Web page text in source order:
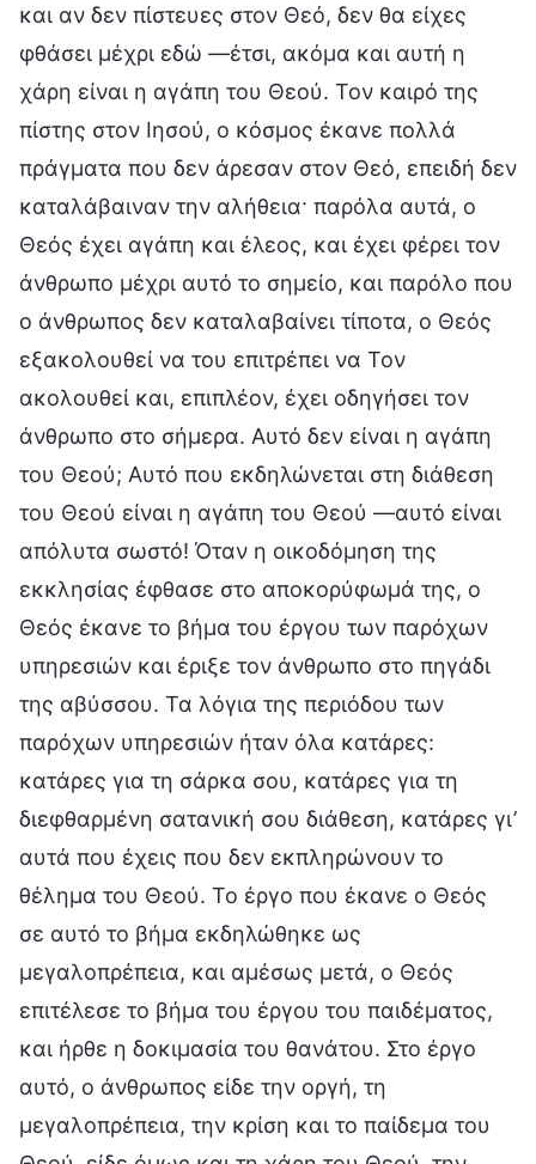
και αν δεν πίστευες στον Θεό, δεν θα είχες
φθάσει μέχρι εδώ —έτσι, ακόμα και αυτή η
χάρη είναι η αγάπη του Θεού. Τον καιρό της
πίστης στον Ιησού, ο κόσμος έκανε πολλά
πράγματα που δεν άρεσαν στον Θεό, επειδή δεν
καταλάβαιναν την αλήθεια· παρόλα αυτά, ο
Θεός έχει αγάπη και έλεος, και έχει φέρει τον
άνθρωπο μέχρι αυτό το σημείο, και παρόλο που
ο άνθρωπος δεν καταλαβαίνει τίποτα, ο Θεός
εξακολουθεί να του επιτρέπει να Τον
ακολουθεί και, επιπλέον, έχει οδηγήσει τον
άνθρωπο στο σήμερα. Αυτό δεν είναι η αγάπη
του Θεού; Αυτό που εκδηλώνεται στη διάθεση
του Θεού είναι η αγάπη του Θεού —αυτό είναι
απόλυτα σωστό! Όταν η οικοδόμηση της
εκκλησίας έφθασε στο αποκορύφωμά της, ο
Θεός έκανε το βήμα του έργου των παρόχων
υπηρεσιών και έριξε τον άνθρωπο στο πηγάδι
της αβύσσου. Τα λόγια της περιόδου των
παρόχων υπηρεσιών ήταν όλα κατάρες:
κατάρες για τη σάρκα σου, κατάρες για τη
διεφθαρμένη σατανική σου διάθεση, κατάρες γι’
αυτά που έχεις που δεν εκπληρώνουν το
θέλημα του Θεού. Το έργο που έκανε ο Θεός
σε αυτό το βήμα εκδηλώθηκε ως
μεγαλοπρέπεια, και αμέσως μετά, ο Θεός
επιτέλεσε το βήμα του έργου του παιδέματος,
και ήρθε η δοκιμασία του θανάτου. Στο έργο
αυτό, ο άνθρωπος είδε την οργή, τη
μεγαλοπρέπεια, την κρίση και το παίδεμα του